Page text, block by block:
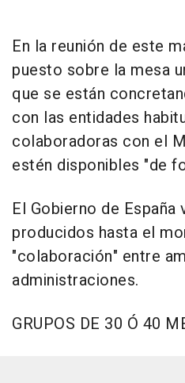
En la reunión de este
puesto sobre la mesa
que se están
con las entidades
colaboradoras con el
estén disponibles "de
El Gobierno de
producidos hasta el
"colaboración" entre
administraciones.
GRUPOS DE 30 Ó 40